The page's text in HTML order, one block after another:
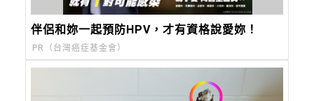
伴侶和妳一起預防HPV，才有資格說愛妳！
PR（台灣癌症基金會）